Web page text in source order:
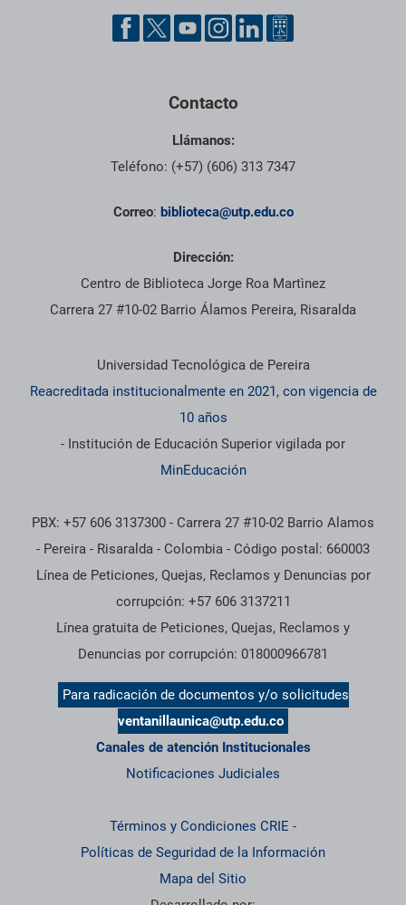
Pie de página con información de contacto, redes sociales y
Contacto
Llámanos:
Teléfono: (+57) (606) 313 7347
Correo: biblioteca@utp.edu.co
Dirección:
Centro de Biblioteca Jorge Roa Martìnez
Carrera 27 #10-02 Barrio Álamos Pereira, Risaralda
Información institucional
Universidad Tecnológica de Pereira
Reacreditada institucionalmente en 2021, con vigencia de
10 años
- Institución de Educación Superior vigilada por
MinEducación
PBX: +57 606 3137300 - Carrera 27 #10-02 Barrio Alamos
- Pereira - Risaralda - Colombia - Código postal: 660003
Línea de Peticiones, Quejas, Reclamos y Denuncias por
corrupción: +57 606 3137211
Línea gratuita de Peticiones, Quejas, Reclamos y
Denuncias por corrupción: 018000966781
Para radicación de documentos y/o solicitudes
ventanillaunica@utp.edu.co
Canales de atención Institucionales
Notificaciones Judiciales
Términos y Condiciones CRIE -
Políticas de Seguridad de la Información
Mapa del Sitio